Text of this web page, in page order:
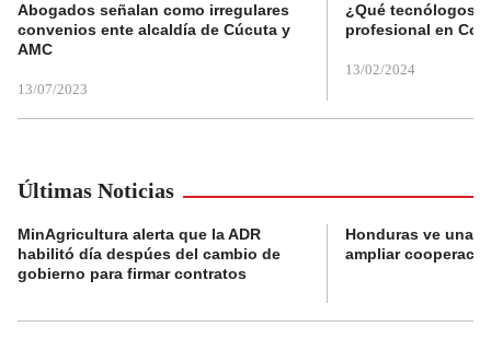
Abogados señalan como irregulares
convenios ente alcaldía de Cúcuta y
AMC
13/07/2023
¿Qué tecnólogos
profesional en
13/02/2024
Últimas Noticias
MinAgricultura alerta que la ADR
habilitó día despúes del cambio de
gobierno para firmar contratos
Honduras ve una
ampliar